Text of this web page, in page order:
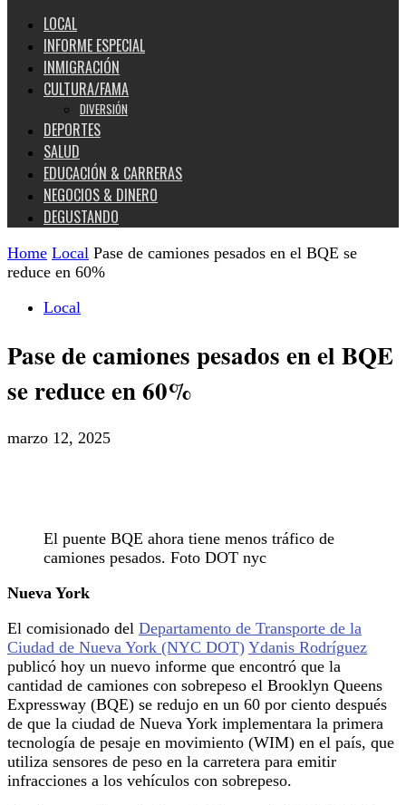
LOCAL
INFORME ESPECIAL
INMIGRACIÓN
CULTURA/FAMA
DIVERSIÓN
DEPORTES
SALUD
EDUCACIÓN & CARRERAS
NEGOCIOS & DINERO
DEGUSTANDO
Home Local Pase de camiones pesados en el BQE se
reduce en 60%
Local
Pase de camiones pesados en el BQE
se reduce en 60%
marzo 12, 2025
El puente BQE ahora tiene menos tráfico de
camiones pesados. Foto DOT nyc
Nueva York
El comisionado del Departamento de Transporte de la
Ciudad de Nueva York (NYC DOT) Ydanis Rodríguez
publicó hoy un nuevo informe que encontró que la
cantidad de camiones con sobrepeso el Brooklyn Queens
Expressway (BQE) se redujo en un 60 por ciento después
de que la ciudad de Nueva York implementara la primera
tecnología de pesaje en movimiento (WIM) en el país, que
utiliza sensores de peso en la carretera para emitir
infracciones a los vehículos con sobrepeso.